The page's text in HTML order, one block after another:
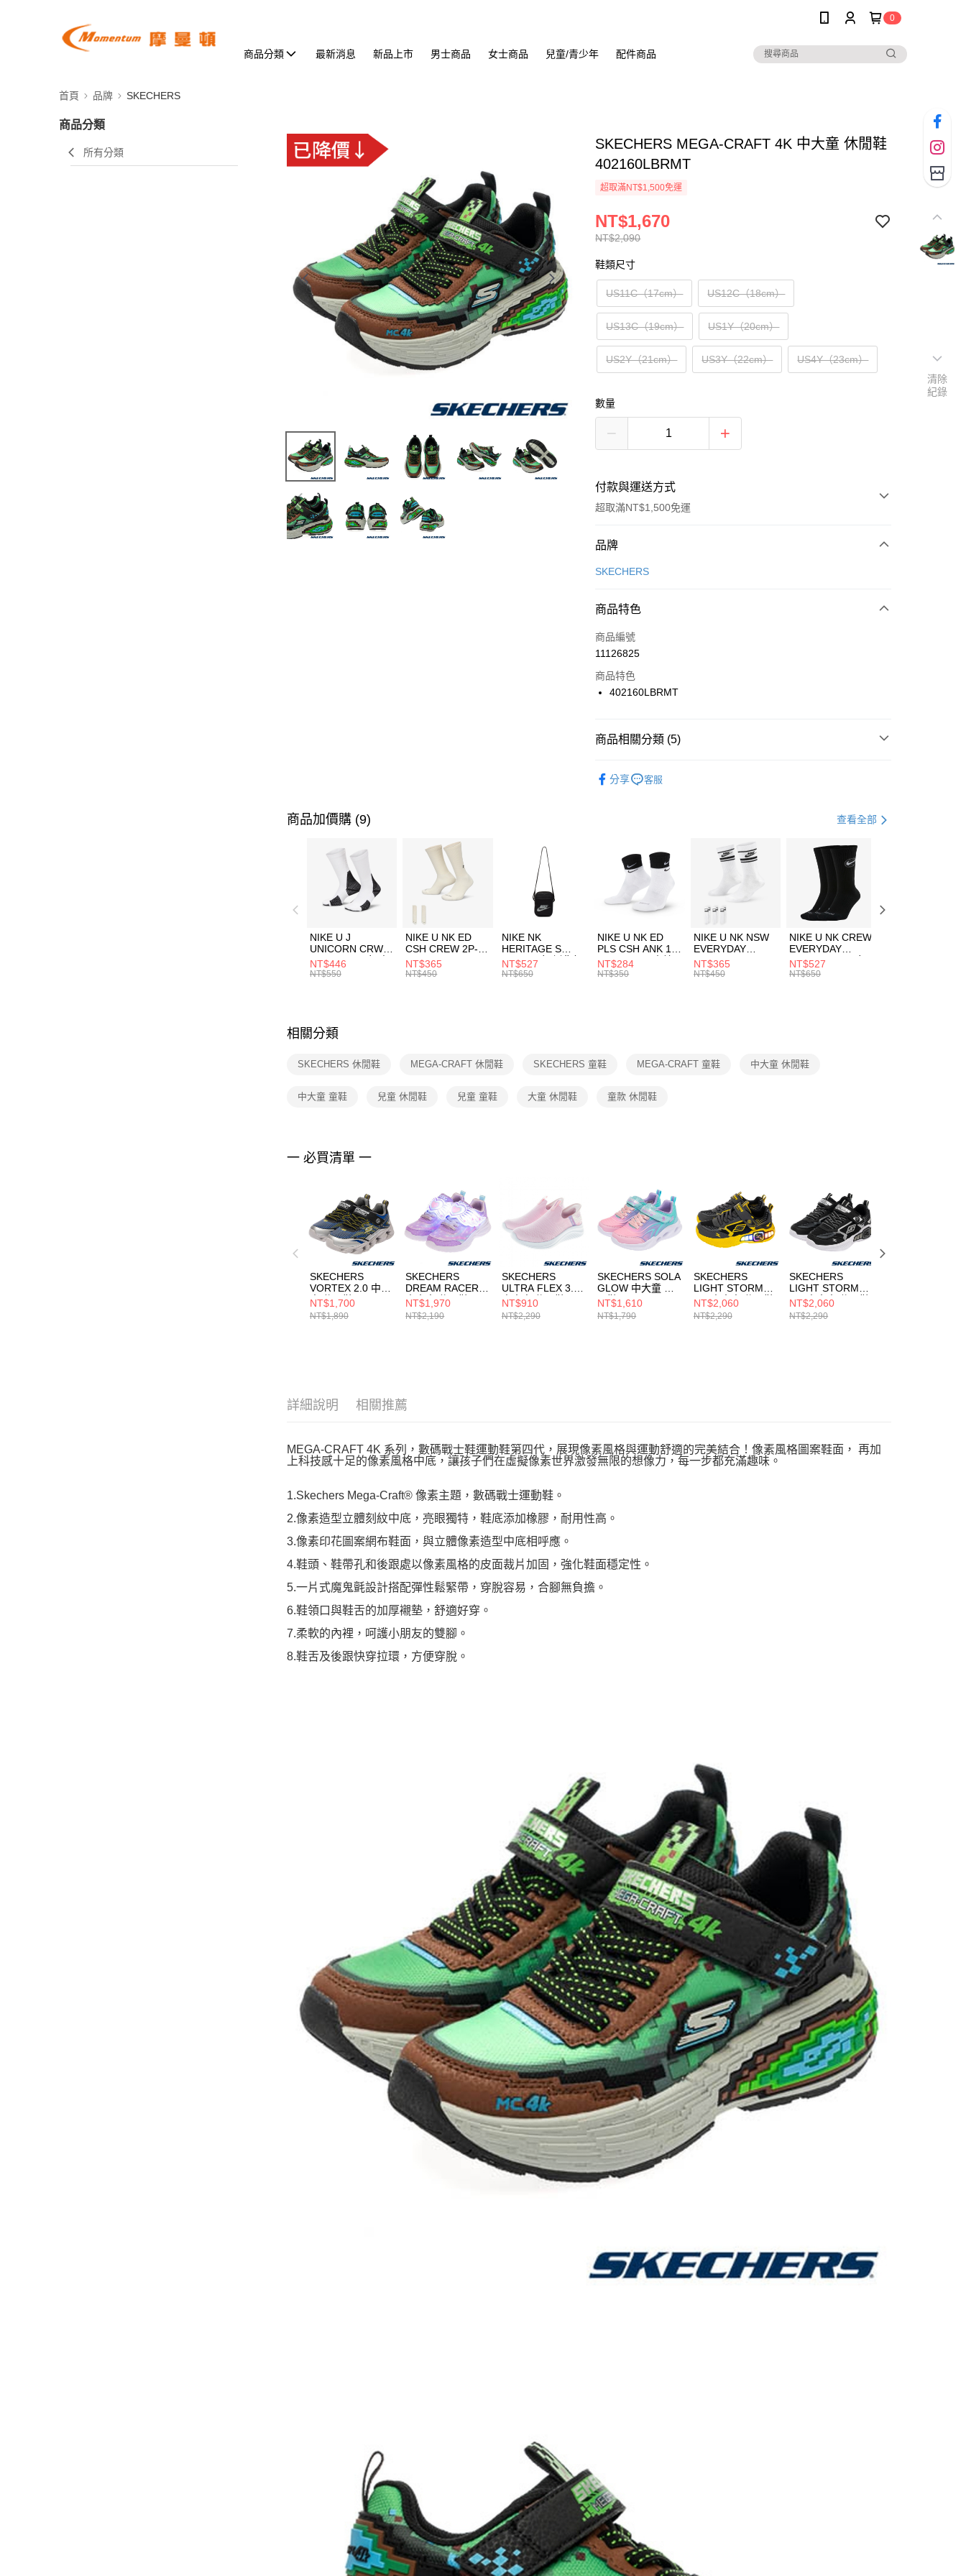
0
商品分類 最新消息 新品上市 男士商品 女士商品 兒童/青少年 配件商品
首頁 品牌 SKECHERS
商品分類
所有分類
SKECHERS MEGA-CRAFT 4K 中大童 休閒鞋
402160LBRMT
超取滿NT$1,500免運
NT$2,090
NT$1,670
鞋類尺寸
US11C（17cm） US12C（18cm）
US13C（19cm） US1Y（20cm）
US2Y（21cm） US3Y（22cm） US4Y（23cm）
數量
付款與運送方式
超取滿NT$1,500免運
付款方式
信用卡一次付款
合作金庫商業銀行
華南商業銀行
上海商業儲蓄銀行
國泰世華商業銀行
聯邦商業銀行
台新國際商業銀行
LINE Pay
Apple Pay
【關於「AFTEE先享後付」】
３．安心：先確認商品／服務後，再付款。
【「AFTEE先享後付」結帳流程】
１．於結帳方式選擇「AFTEE先享後付」後，將跳轉至「AFTEE先享後
付」結帳頁面，進行簡訊認證並確認金額後，即可完成結帳。
２．訂單成立數日內，您將收到繳費通知簡訊。
３．收到繳費通知簡訊後14天內，點擊此簡訊中的連結，可透過四大超商
／ATM／網路銀行／等多元方式進行付款，方視為交易完成。
※ 請注意：結帳手續完成當下不需立刻繳費，但若您需要取消訂單，請聯
絡購買商品的店家。未經商家同意取消之訂單仍視為有效，需透過AFTEE
先享後付繳納相關費用。
１．透過由恩沛科技股份有限公司提供之「AFTEE先享後付」服務完成之
交易，需依本服務之必要範圍內提供個人資料，並將交易相關給付款項請
２．關於個人資料處理事宜，請瀏覽以下網址：
５．嚴禁一人註冊多個帳號或使用他人資訊註冊。若發現惡意使用之情
形，恩沛科技股份有限公司將有權停止該用戶之使用額度並採取法律行
動。
每筆NT$100，滿NT$1,500(含以上)免運費
每筆NT$100，滿NT$1,500(含以上)免運費
付款後門市自取
每筆NT$100，滿NT$1,500(含以上)免運費
品牌
SKECHERS
商品特色
商品編號
11126825
商品特色
402160LBRMT
商品相關分類 (5)
促銷活動 兒童/青少年｜鞋服6折起
分享 客服
商品加價購 (9) 查看全部
NIKE U J
UNICORN CRW
1PR -160 男女 中
統襪 FZ3393100
NT$446
NT$550
NIKE U NK ED
CSH CREW 2P-
144 EMBRDY 男
女 短統襪
NT$365
NT$450
NIKE NK
HERITAGE S
SMIT 男女 側背包
BA5871010
NT$527
NT$650
NIKE U NK ED
PLS CSH ANK 1P
144 DBL 男 中統
襪 DH4058104
NT$284
NT$350
NIKE U NK NSW
EVERYDAY
ESSENTIAL CR
男女 短統襪
NT$365
NT$450
NIKE U NK CREW
EVERYDAY
BBALL 3PR 男女
長統襪
NT$527
NT$650
相關分類
SKECHERS 休閒鞋 MEGA-CRAFT 休閒鞋 SKECHERS 童鞋 MEGA-CRAFT 童鞋 中大童 休閒鞋
中大童 童鞋 兒童 休閒鞋 兒童 童鞋 大童 休閒鞋 童款 休閒鞋
一 必買清單 一
SKECHERS
VORTEX 2.0 中大
童 休閒鞋
400605LSLBK
NT$1,700
NT$1,890
SKECHERS
DREAM RACER
中大童 休閒鞋
303067LLAV
NT$1,970
NT$2,190
SKECHERS
ULTRA FLEX 3.0
中大童 休閒鞋
303801LLTPK
NT$910
NT$2,290
SKECHERS SOLA
GLOW 中大童 休
閒鞋
303713LAQMT
NT$1,610
NT$1,790
SKECHERS
LIGHT STORM
3.0 中大童 休閒鞋
400151LCCYL
NT$2,060
NT$2,290
SKECHERS
LIGHT STORM
3.0 中大童 休閒鞋
400151LBKSL
NT$2,060
NT$2,290
詳細說明 相關推薦
MEGA-CRAFT 4K 系列，數碼戰士鞋運動鞋第四代，展現像素風格與運動舒適的完美結合！像素風格圖案鞋面， 再加
上科技感十足的像素風格中底，讓孩子們在虛擬像素世界激發無限的想像力，每一步都充滿趣味。
1.Skechers Mega-Craft® 像素主題，數碼戰士運動鞋。
2.像素造型立體刻紋中底，亮眼獨特，鞋底添加橡膠，耐用性高。
3.像素印花圖案網布鞋面，與立體像素造型中底相呼應。
4.鞋頭、鞋帶孔和後跟處以像素風格的皮面裁片加固，強化鞋面穩定性。
5.一片式魔鬼氈設計搭配彈性鬆緊帶，穿脫容易，合腳無負擔。
6.鞋領口與鞋舌的加厚襯墊，舒適好穿。
7.柔軟的內裡，呵護小朋友的雙腳。
8.鞋舌及後跟快穿拉環，方便穿脫。
清除
紀錄